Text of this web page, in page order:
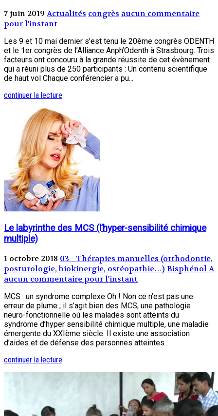
7 juin 2019 Actualités congrès aucun commentaire
pour l'instant
Les 9 et 10 mai dernier s’est tenu le 20ème congrès ODENTH
et le 1er congrès de l’Alliance Anph’Odenth à Strasbourg. Trois
facteurs ont concouru à la grande réussite de cet évènement
qui a réuni plus de 250 participants : Un contenu scientifique
de haut vol Chaque conférencier a pu...
continuer la lecture
Le labyrinthe des MCS (l’hyper-sensibilité chimique
multiple)
1 octobre 2018 03 - Thérapies manuelles (orthodontie,
posturologie, biokinergie, ostéopathie…) Bisphénol A
aucun commentaire pour l'instant
MCS : un syndrome complexe Oh ! Non ce n’est pas une
erreur de plume ; il s’agit bien des MCS, une pathologie
neuro-fonctionnelle où les malades sont atteints du
syndrome d’hyper sensibilité chimique multiple, une maladie
émergente du XXIème siècle. Il existe une association
d’aides et de défense des personnes atteintes...
continuer la lecture